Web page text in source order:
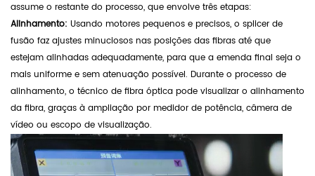
assume o restante do processo, que envolve três etapas:
Alinhamento: Usando motores pequenos e precisos, o splicer de
fusão faz ajustes minuciosos nas posições das fibras até que
estejam alinhadas adequadamente, para que a emenda final seja o
mais uniforme e sem atenuação possível. Durante o processo de
alinhamento, o técnico de fibra óptica pode visualizar o alinhamento
da fibra, graças à ampliação por medidor de potência, câmera de
vídeo ou escopo de visualização.